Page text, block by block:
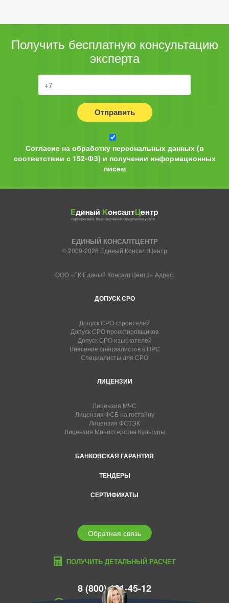
Получить бесплатную консультацию
эксперта
Отправить
Согласие на обработку персональных данных (в
соответствии с 152-ФЗ) и получении информационных
писем
ЕДИНЫЙ КОНСАЛТЦЕНТР
© 2009-2026 Единый КонсалтЦентр
ООО «ГК Единый КонсалтЦентр» Адрес:
ДОПУСК СРО
Допуск СРО строителей
Допуск СРО проектировщиков
Допуск СРО изыскателей
Внесение специалистов в НРС
Специалисты для СРО
ЛИЦЕНЗИИ
Лицензия МЧС
Лицензия ФСБ на гостайну
Лицензия ФСТЭК
Лицензия Министерства Культуры
БАНКОВСКАЯ ГАРАНТИЯ
ТЕНДЕРЫ
СЕРТИФИКАТЫ
Обратная связь
ПОЛУЧИТЬ ДЕТАЛЬНЫЙ РАСЧЕТ
8 (800) 101-45-12